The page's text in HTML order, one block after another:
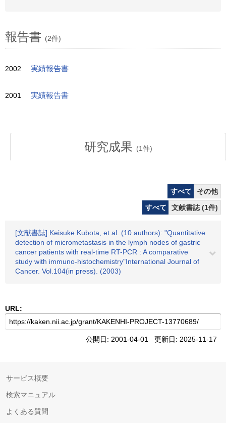
報告書 (2件)
2002 実績報告書
2001 実績報告書
研究成果 (1件)
すべて
その他
すべて
文献書誌 (1件)
[文献書誌] Keisuke Kubota, et al. (10 authors): "Quantitative
detection of micrometastasis in the lymph nodes of gastric
cancer patients with real-time RT-PCR : A comparative
study with immuno-histochemistry"International Journal of
Cancer. Vol.104(in press). (2003)
URL:
公開日: 2001-04-01 更新日: 2025-11-17
サービス概要
検索マニュアル
よくある質問